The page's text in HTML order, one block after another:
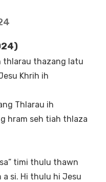
thlarau thazang latu
Khrih ih
Thlarau ih
hram seh tiah thlaza
timi thulu thawn
a si. Hi thulu hi Jesu